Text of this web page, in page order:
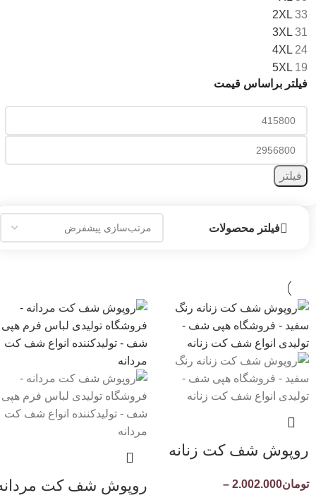
2XL 33
3XL 31
4XL 24
5XL 19
فیلتر براساس قیمت
فیلتر
فیلتر محصولات
روپوش شف کت زنانه
تومان2.002.000
–
روپوش شف کت